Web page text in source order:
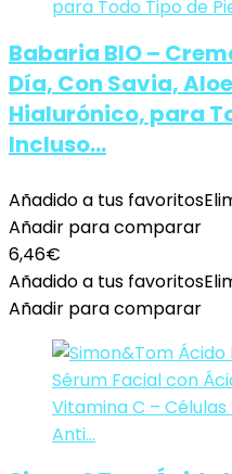
Babaria BIO –
Día, Con Savia,
Hialurónico, para
Incluso…
Añadido a tus favoritos
Añadir para comparar
6,46€
Añadido a tus favoritos
Añadir para comparar